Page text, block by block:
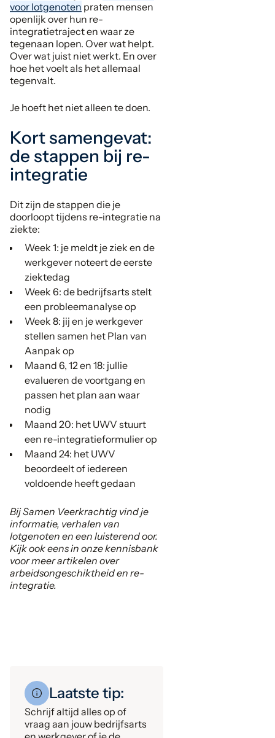
voor lotgenoten praten mensen
openlijk over hun re-
integratietraject en waar ze
tegenaan lopen. Over wat helpt.
Over wat juist niet werkt. En over
hoe het voelt als het allemaal
tegenvalt.
Je hoeft het niet alleen te doen.
Kort samengevat:
de stappen bij re-
integratie
Dit zijn de stappen die je
doorloopt tijdens re-integratie na
ziekte:
Week 1: je meldt je ziek en de
werkgever noteert de eerste
ziektedag
Week 6: de bedrijfsarts stelt
een probleemanalyse op
Week 8: jij en je werkgever
stellen samen het Plan van
Aanpak op
Maand 6, 12 en 18: jullie
evalueren de voortgang en
passen het plan aan waar
nodig
Maand 20: het UWV stuurt
een re-integratieformulier op
Maand 24: het UWV
beoordeelt of iedereen
voldoende heeft gedaan
Bij Samen Veerkrachtig vind je
informatie, verhalen van
lotgenoten en een luisterend oor.
Kijk ook eens in onze kennisbank
voor meer artikelen over
arbeidsongeschiktheid en re-
integratie.
Laatste tip:
Schrijf altijd alles op of
vraag aan jouw bedrijfsarts